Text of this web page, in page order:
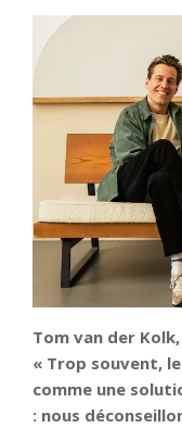
Tom van der
« Trop souvent,
comme une
: nous